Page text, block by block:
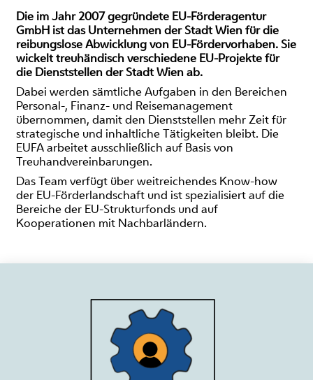
Die im Jahr 2007 gegründete EU-Förderagentur
GmbH ist das Unternehmen der Stadt Wien für die
reibungslose Abwicklung von EU-Fördervorhaben. Sie
wickelt treuhändisch verschiedene EU-Projekte für
die Dienststellen der Stadt Wien ab.
Dabei werden sämtliche Aufgaben in den Bereichen
Personal-, Finanz- und Reisemanagement
übernommen, damit den Dienststellen mehr Zeit für
strategische und inhaltliche Tätigkeiten bleibt. Die
EUFA arbeitet ausschließlich auf Basis von
Treuhandvereinbarungen.
Das Team verfügt über weitreichendes Know-how
der EU-Förderlandschaft und ist spezialisiert auf die
Bereiche der EU-Strukturfonds und auf
Kooperationen mit Nachbarländern.